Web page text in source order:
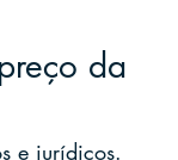
da
e jurídicos.